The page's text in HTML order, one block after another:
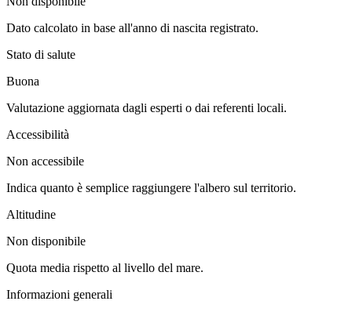
Dato calcolato in base all'anno di nascita registrato.
Stato di salute
Buona
Valutazione aggiornata dagli esperti o dai referenti locali.
Accessibilità
Non accessibile
Indica quanto è semplice raggiungere l'albero sul territorio.
Altitudine
Non disponibile
Quota media rispetto al livello del mare.
Informazioni generali